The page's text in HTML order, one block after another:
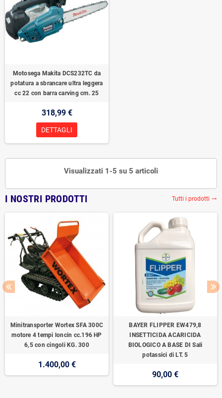
Motosega Makita DCS232TC da
potatura a sbrancare ultra leggera
cc 22 con barra carving cm. 25
318,99 €
DETTAGLI
Visualizzati 1-5 su 5 articoli
I NOSTRI PRODOTTI Tutti i prodotti trending_flat
Minitransporter Wortex SFA 300C
motore 4 tempi loncin cc.196 HP
6,5 con cingoli KG. 300
1.400,00 €
BAYER FLIPPER EW479,8
INSETTICIDA ACARICIDA
BIOLOGICO A BASE DI Sali
potassici di LT. 5
90,00 €